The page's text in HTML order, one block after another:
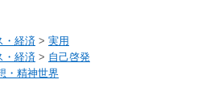
・経済 > 実用
・経済 > 自己啓発
・精神世界